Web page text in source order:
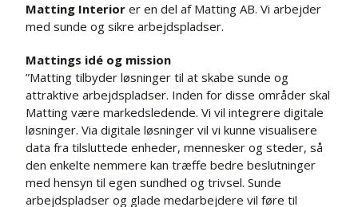
Matting Interiorer en del af Matting AB. Vi arbejder
med sunde og sikre arbejdspladser.
Mattings idé og mission
”Matting tilbyder løsninger til at skabe sunde og
attraktive arbejdspladser. Inden for disse områder skal
Matting være markedsledende. Vi vil integrere digitale
løsninger. Via digitale løsninger vil vi kunne visualisere
data fra tilsluttede enheder, mennesker og steder, så
den enkelte nemmere kan træffe bedre beslutninger
med hensyn til egen sundhed og trivsel. Sunde
arbejdspladser og glade medarbejdere vil føre til